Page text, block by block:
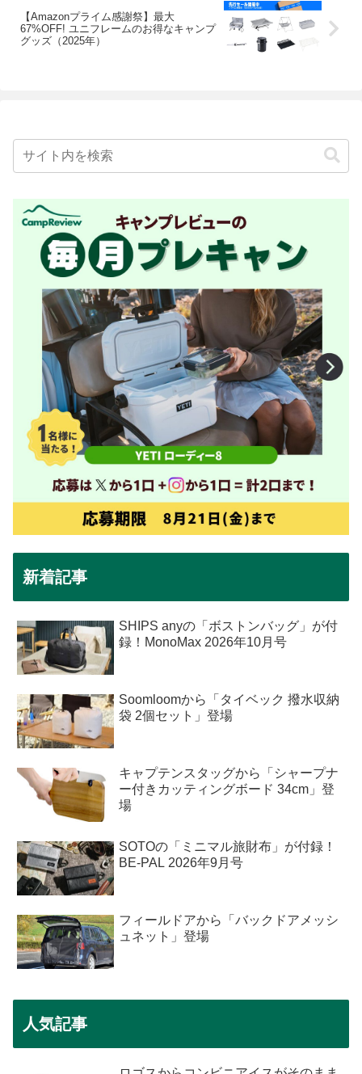
【Amazonプライム感謝祭】最大
67%OFF! ユニフレームのお得なキャンプ
グッズ（2025年）
新着記事
SHIPS anyの「ボストンバッグ」が付
録！MonoMax 2026年10月号
Soomloomから「タイベック 撥水収納
袋 2個セット」登場
キャプテンスタッグから「シャープナ
ー付きカッティングボード 34cm」登
場
SOTOの「ミニマル旅財布」が付録！
BE-PAL 2026年9月号
フィールドアから「バックドアメッシ
ュネット」登場
人気記事